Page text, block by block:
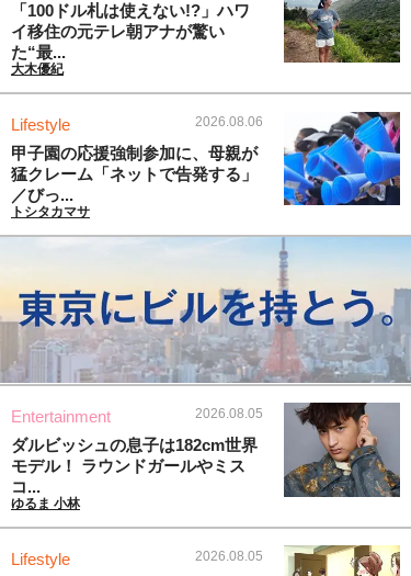
「100ドル札は使えない!?」ハワ
イ移住の元テレ朝アナが驚い
た“最...
大木優紀
Lifestyle 2026.08.06
甲子園の応援強制参加に、母親が
猛クレーム「ネットで告発する」
／びっ...
トシタカマサ
Entertainment 2026.08.05
ダルビッシュの息子は182cm世界
モデル！ ラウンドガールやミス
コ...
ゆるま 小林
Lifestyle 2026.08.05